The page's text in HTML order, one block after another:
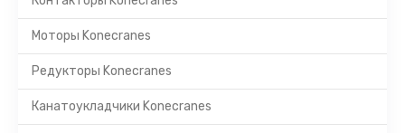
Моторы Konecranes
Редукторы Konecranes
Канатоукладчики Konecranes